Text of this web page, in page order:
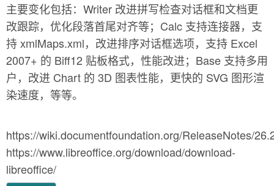
主要变化包括：Writer 改进拼写检查对话框和文档更
改跟踪，优化段落首尾对齐等；Calc 支持连接器，支
持 xmlMaps.xml，改进排序对话框选项，支持 Excel
2007+ 的 Biff12 贴板格式，性能改进；Base 支持多用
户，改进 Chart 的 3D 图表性能，更快的 SVG 图形渲
染速度，等等。
https://wiki.documentfoundation.org/ReleaseNotes/
https://www.libreoffice.org/download/download-
libreoffice/